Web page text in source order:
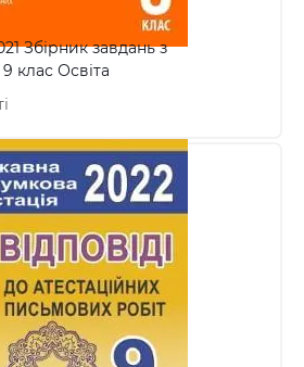
Збірник завдань з
клас Освіта